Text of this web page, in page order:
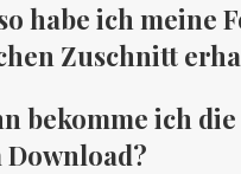
habe ich meine
Zuschnitt
bekomme ich
Download?